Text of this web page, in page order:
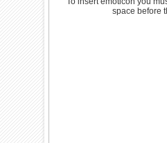
space before